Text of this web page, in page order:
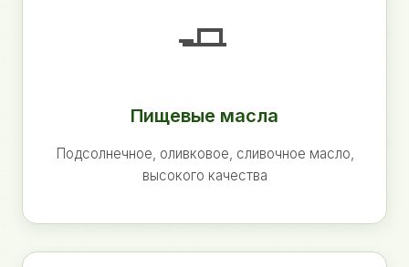
🧈
Пищевые масла
Подсолнечное, оливковое, сливочное масло,
высокого качества